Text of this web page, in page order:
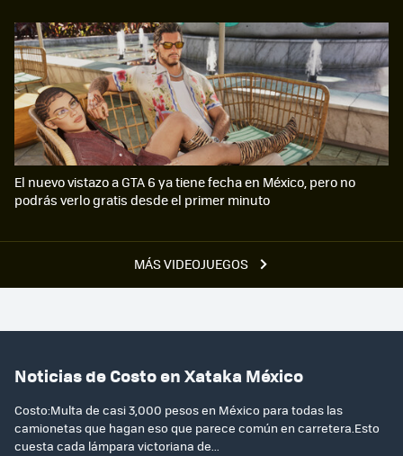
MÁS VIDEOJUEGOS
El nuevo vistazo a GTA 6 ya tiene fecha en México, pero no
podrás verlo gratis desde el primer minuto
Noticias de Costo en Xataka México
Costo:Multa de casi 3,000 pesos en México para todas las
camionetas que hagan eso que parece común en carretera.Esto
cuesta cada lámpara victoriana de...